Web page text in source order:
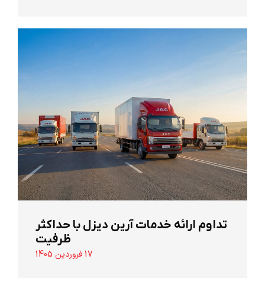
تداوم ارائه خدمات آرین دیزل با حداکثر
ظرفیت
17 فروردین 1405